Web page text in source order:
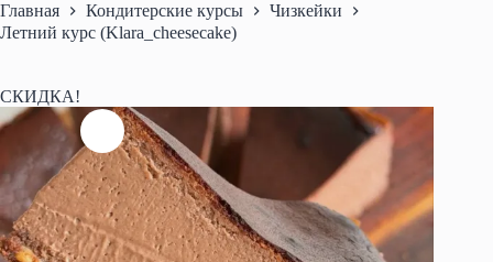
Главная Кондитерские курсы
Чизкейки
Летний курс (Klara_cheesecake)
СКИДКА!